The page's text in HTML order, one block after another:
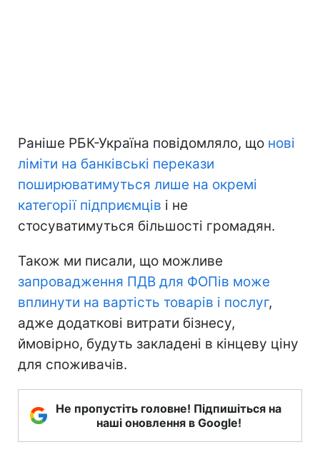
Раніше РБК-Україна повідомляло, що нові
ліміти на банківські перекази
поширюватимуться лише на окремі
категорії підприємців і не
стосуватимуться більшості громадян.
Також ми писали, що можливе
запровадження ПДВ для ФОПів може
вплинути на вартість товарів і послуг,
адже додаткові витрати бізнесу,
ймовірно, будуть закладені в кінцеву ціну
для споживачів.
Не пропустіть головне! Підпишіться на
наші оновлення в Google!